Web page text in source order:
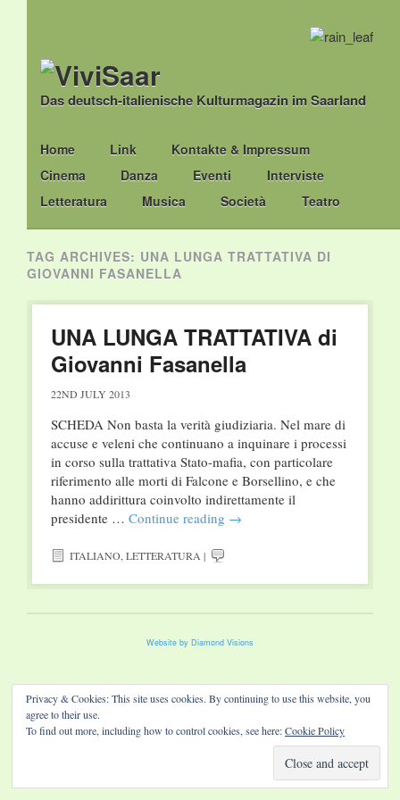
Das deutsch-italienische Kulturmagazin im Saarland
Main menu
Skip
to
content
Home Link
Kontakte & Impressum
Cinema
Danza Eventi
Interviste
Letteratura
Musica Società Teatro
TAG ARCHIVES: UNA LUNGA TRATTATIVA DI
GIOVANNI FASANELLA
UNA LUNGA TRATTATIVA di
Giovanni Fasanella
22ND JULY 2013
SCHEDA Non basta la verità giudiziaria. Nel mare di
accuse e veleni che continuano a inquinare i processi
in corso sulla trattativa Stato-mafia, con particolare
riferimento alle morti di Falcone e Borsellino, e che
hanno addirittura coinvolto indirettamente il
presidente … Continue reading →
ITALIANO,LETTERATURA |
Website by Diamond Visions
Privacy & Cookies: This site uses cookies. By continuing to use this website, you
agree to their use.
To find out more, including how to control cookies, see here:Cookie Policy